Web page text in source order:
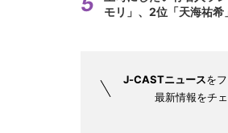
モリ」、2位「天海祐希
J-CASTニュースを
最新情報をチ